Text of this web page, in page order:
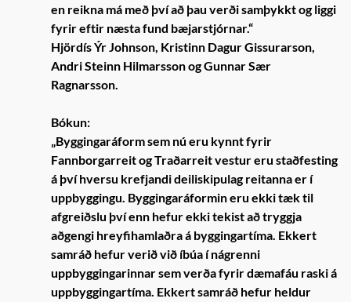
en reikna má með því að þau verði samþykkt og liggi
fyrir eftir næsta fund bæjarstjórnar.“
Hjördís Ýr Johnson, Kristinn Dagur Gissurarson,
Andri Steinn Hilmarsson og Gunnar Sær
Ragnarsson.
Bókun:
„Byggingaráform sem nú eru kynnt fyrir
Fannborgarreit og Traðarreit vestur eru staðfesting
á því hversu krefjandi deiliskipulag reitanna er í
uppbyggingu. Byggingaráformin eru ekki tæk til
afgreiðslu því enn hefur ekki tekist að tryggja
aðgengi hreyfihamlaðra á byggingartíma. Ekkert
samráð hefur verið við íbúa í nágrenni
uppbyggingarinnar sem verða fyrir dæmafáu raski á
uppbyggingartíma. Ekkert samráð hefur heldur